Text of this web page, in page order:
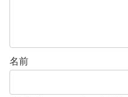
名前